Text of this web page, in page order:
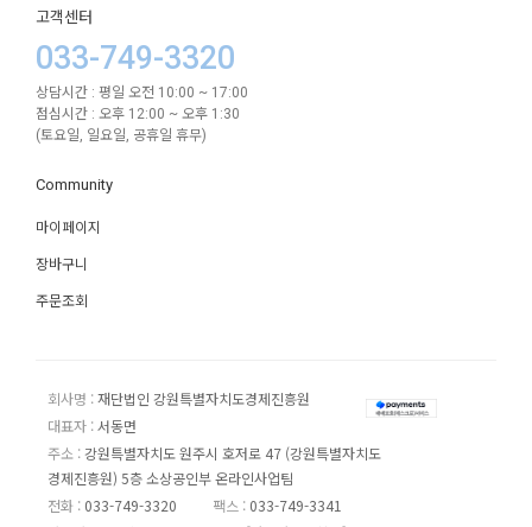
고객센터
033-749-3320
상담시간 : 평일 오전 10:00 ~ 17:00
점심시간 : 오후 12:00 ~ 오후 1:30
(토요일, 일요일, 공휴일 휴무)
Community
마이페이지
장바구니
주문조회
회사명 :재단법인 강원특별자치도경제진흥원
대표자 :서동면
주소 :강원특별자치도 원주시 호저로 47 (강원특별자치도
경제진흥원) 5층 소상공인부 온라인사업팀
전화 : 033-749-3320 팩스 : 033-749-3341